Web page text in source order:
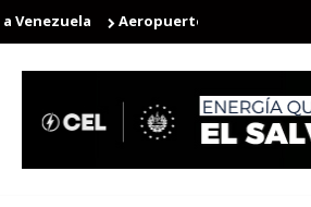
Aeropuerto Internacional del